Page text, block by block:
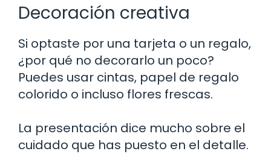
Decoración creativa
Si optaste por una tarjeta o un regalo,
¿por qué no decorarlo un poco?
Puedes usar cintas, papel de regalo
colorido o incluso flores frescas.
La presentación dice mucho sobre el
cuidado que has puesto en el detalle.